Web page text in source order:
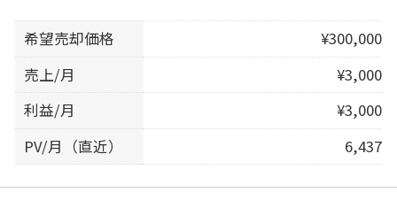
希望売却価格
¥300,000
売上/月
¥3,000
利益/月
¥3,000
PV/月（直近）
6,437